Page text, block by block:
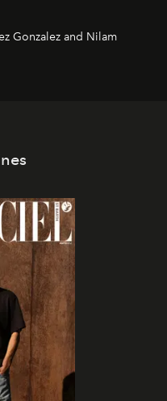
Gonzalez and Nilam